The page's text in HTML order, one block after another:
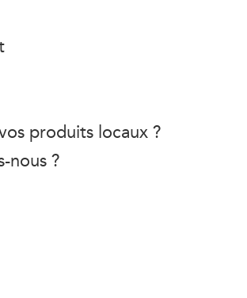
produits locaux ?
nous ?